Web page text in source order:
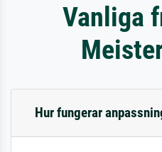
Vanliga
Hur fungerar